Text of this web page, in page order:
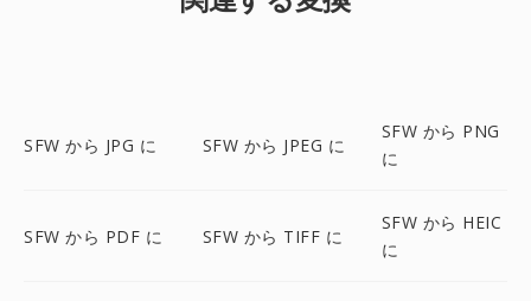
SFW から JPG に SFW から JPEG に
SFW から PNG
に
SFW から PDF に SFW から TIFF に
SFW から HEIC
に